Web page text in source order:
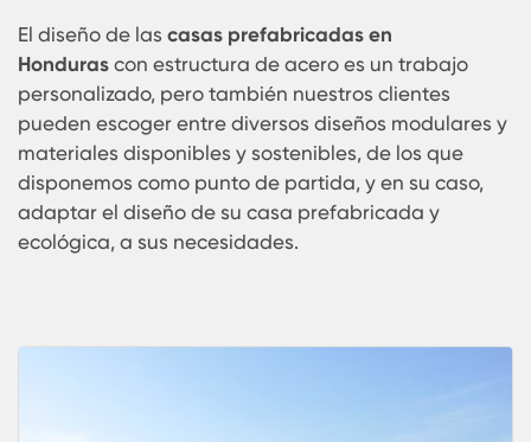
Lasviviendas prefabricadas en Honduras,
todos los requisitos de una casa tradicional, con
ventajas adicionales que solo una vivienda
prefabricada de Karmod puede ofrecer,
garantizamos su satisfacción, nuestra carta de
presentación en el recorrido de los más de 35
de experiencia y crecimiento permanente es el